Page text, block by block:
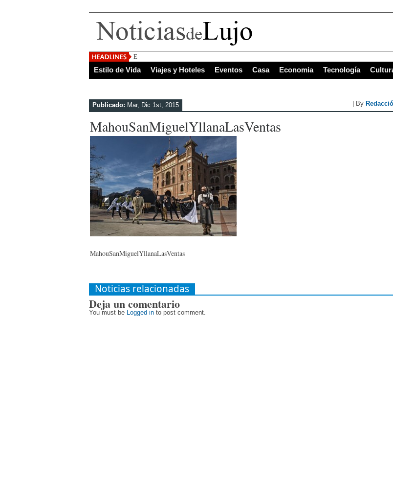
El Salvador, uno de
Estilo de Vida Viajes y Hoteles Eventos Casa Economia Tecnología
Publicado: Mar, Dic 1st, 2015 | By
MahouSanMiguelYllanaLasVentas
MahouSanMiguelYllanaLasVentas
Noticias relacionadas
Deja un comentario
You must be Logged in to post comment.